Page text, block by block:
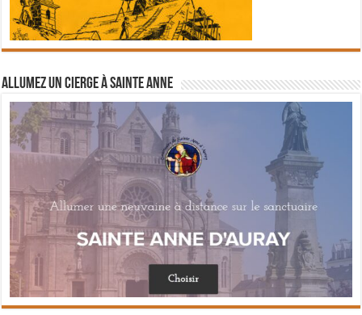
Allumez un cierge à Sainte Anne